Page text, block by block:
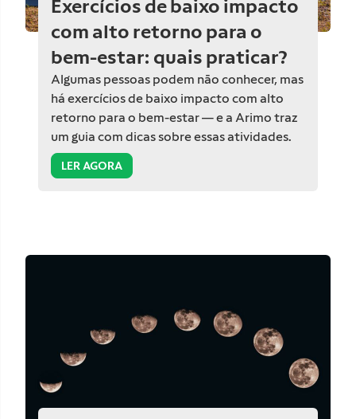
Exercícios de baixo impacto
com alto retorno para o
bem-estar: quais praticar?
Algumas pessoas podem não conhecer, mas
há exercícios de baixo impacto com alto
retorno para o bem-estar — e a Arimo traz
um guia com dicas sobre essas atividades.
LER AGORA